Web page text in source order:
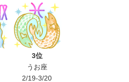
3位
うお座
2/19-3/20